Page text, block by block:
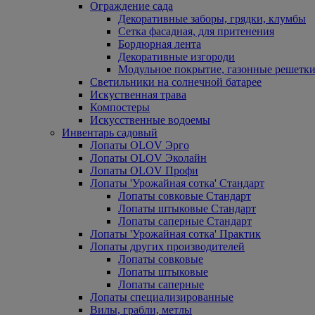
Ограждение сада
Декоративные заборы, грядки, клумбы
Сетка фасадная, для притенения
Бордюрная лента
Декоративные изгороди
Модульное покрытие, газонные
Светильники на солнечной батарее
Искуственная трава
Компостеры
Искусственные водоемы
Инвентарь садовый
Лопаты OLOV Эрго
Лопаты OLOV Эколайн
Лопаты OLOV Профи
Лопаты 'Урожайная сотка' Стандарт
Лопаты совковые Стандарт
Лопаты штыковые Стандарт
Лопаты саперные Стандарт
Лопаты 'Урожайная сотка' Практик
Лопаты других производителей
Лопаты совковые
Лопаты штыковые
Лопаты саперные
Лопаты специализированные
Вилы, грабли, метлы